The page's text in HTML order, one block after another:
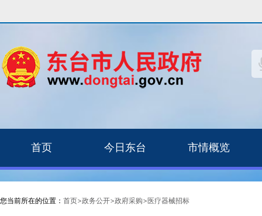
首页 今日东台 市情概览
您当前所在的位置： 首页>政务公开>政府采购> 医疗器械招标